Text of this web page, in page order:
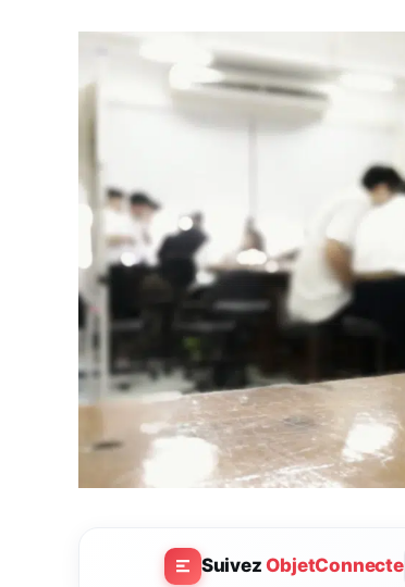
SuivezObjetConnecte